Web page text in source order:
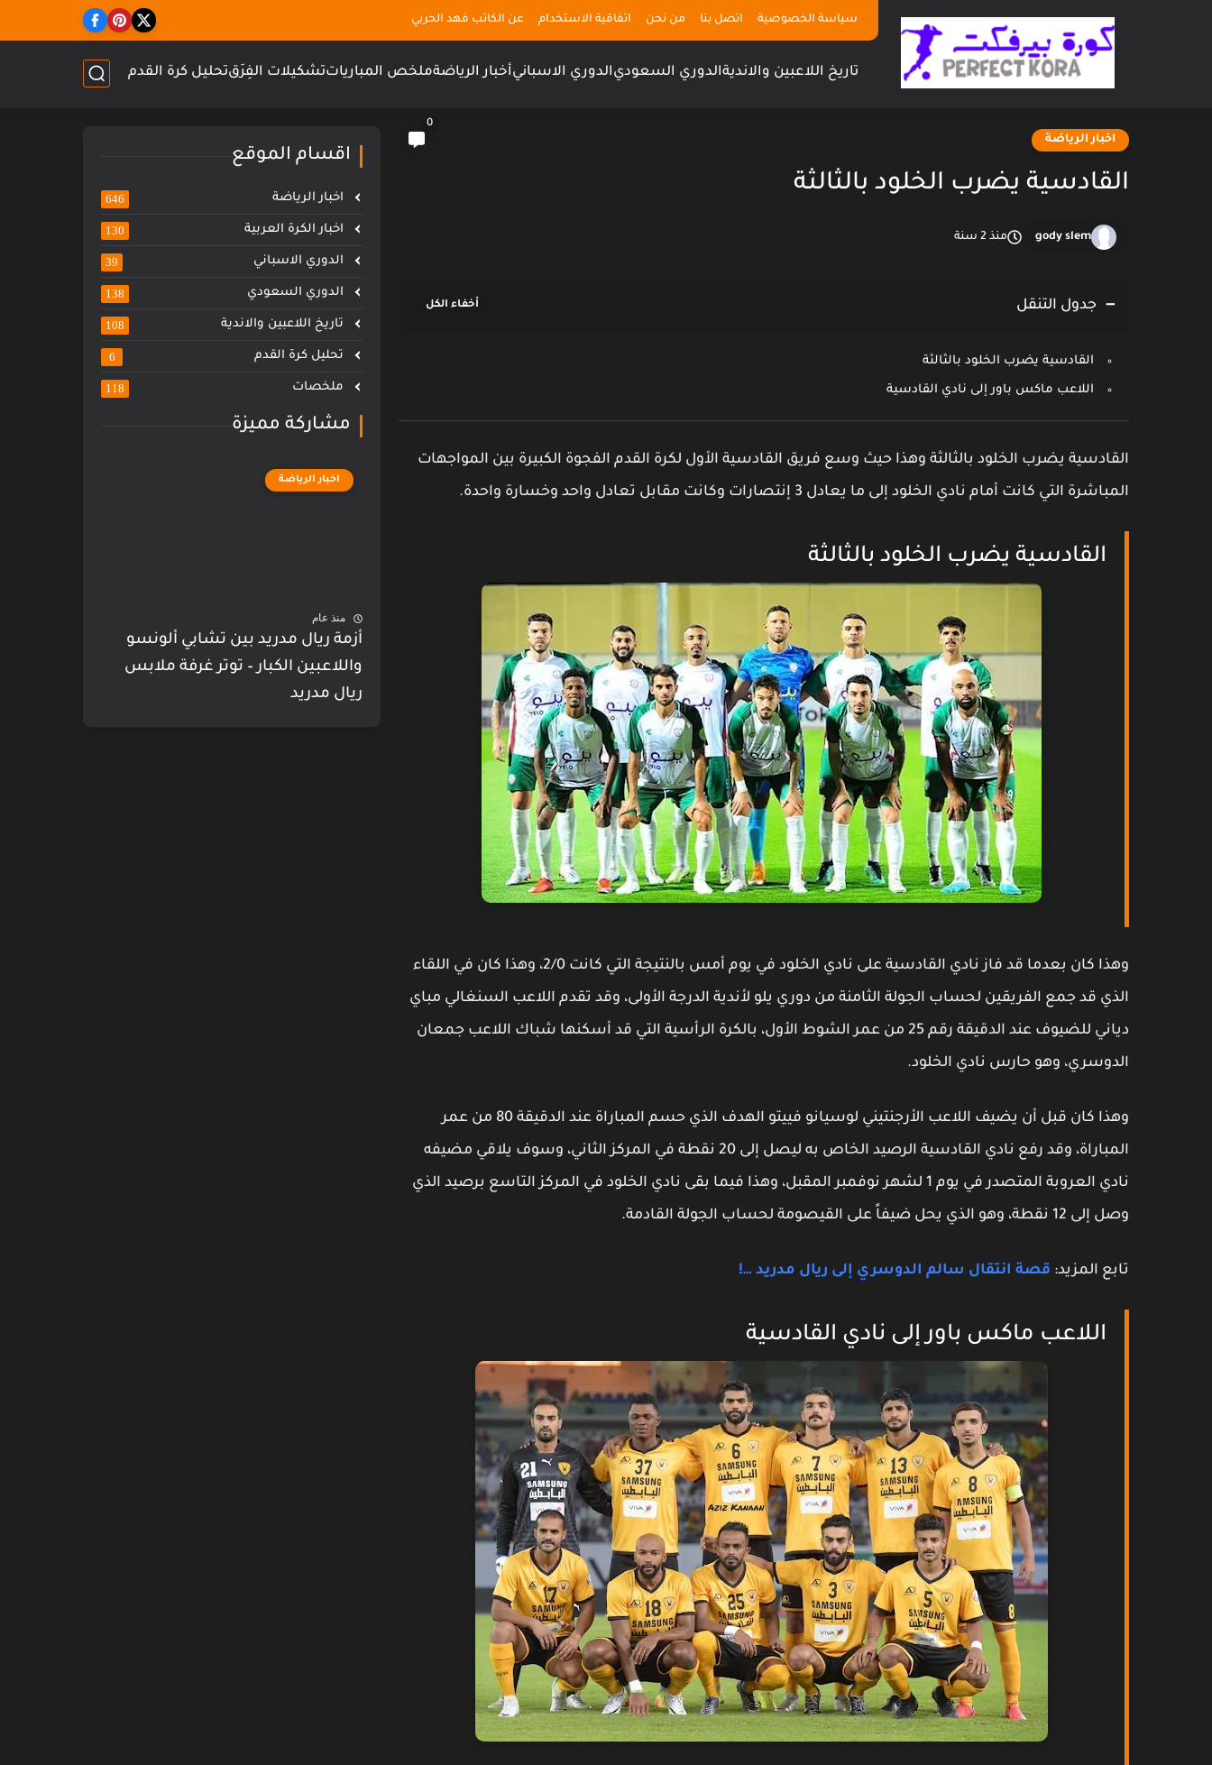
سياسة الخصوصية اتصل بنا من نحن اتفاقية الاستخدام عن الكاتب فهد الحربي
تاريخ اللاعبين والانديةالدوري السعوديالدوري الاسبانيأخبار الرياضةملخص المبارياتتشكيلات الفِرَقتحليل كرة القدم
اخبار الرياضة
0
القادسية يضرب الخلود بالثالثة
gody slem منذ 2 سنة
جدول التنقل
القادسية يضرب الخلود بالثالثة
اللاعب ماكس باور إلى نادي القادسية
القادسية يضرب الخلود بالثالثة وهذا حيث وسع فريق القادسية الأول لكرة القدم الفجوة الكبيرة بين المواجهات
المباشرة التي كانت أمام نادي الخلود إلى ما يعادل 3 إنتصارات وكانت مقابل تعادل واحد وخسارة واحدة.
القادسية يضرب الخلود بالثالثة
وهذا كان بعدما قد فاز نادي القادسية على نادي الخلود في يوم أمس بالنتيجة التي كانت 2/0، وهذا كان في اللقاء
الذي قد جمع الفريقين لحساب الجولة الثامنة من دوري يلو لأندية الدرجة الأولى، وقد تقدم اللاعب السنغالي مباي
دياني للضيوف عند الدقيقة رقم 25 من عمر الشوط الأول، بالكرة الرأسية التي قد أسكنها شباك اللاعب جمعان
الدوسري، وهو حارس نادي الخلود.
وهذا كان قبل أن يضيف اللاعب الأرجنتيني لوسيانو فييتو الهدف الذي حسم المباراة عند الدقيقة 80 من عمر
المباراة، وقد رفع نادي القادسية الرصيد الخاص به ليصل إلى 20 نقطة في المركز الثاني، وسوف يلاقي مضيفه
نادي العروبة المتصدر في يوم 1 لشهر نوفمبر المقبل، وهذا فيما بقى نادي الخلود في المركز التاسع برصيد الذي
وصل إلى 12 نقطة، وهو الذي يحل ضيفاً على القيصومة لحساب الجولة القادمة.
تابع المزيد: قصة انتقال سالم الدوسري إلى ريال مدريد …!
اللاعب ماكس باور إلى نادي القادسية
اقسام الموقع
اخبار الرياضة 646
اخبار الكرة العربية 130
الدوري الاسباني 39
الدوري السعودي 138
تاريخ اللاعبين والاندية 108
تحليل كرة القدم 6
ملخصات 118
مشاركة مميزة
اخبار الرياضة
منذ عام
أزمة ريال مدريد بين تشابي ألونسو
واللاعبين الكبار – توتر غرفة ملابس
ريال مدريد